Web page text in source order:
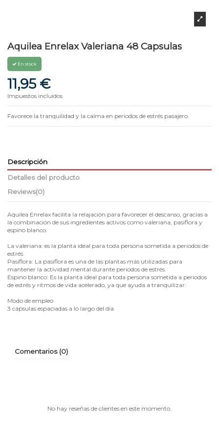
Aquilea Enrelax Valeriana 48 Capsulas
En stock
11,95 €
Impuestos incluidos
Favorece la tranquilidad y la calma en periodos de estrés pasajero.
Descripción
Detalles del producto
Reviews(0)
Aquilea Enrelax facilita la relajación para favorecer el descanso, gracias a
la combinación de sus ingredientes activos como valeriana, pasiflora y
espino blanco.
La valeriana: es la planta ideal para toda persona sometida a periodos de
estrés.
Pasiflora: La pasiflora es una de las plantas más utilizadas para
mantener la actividad mental durante periodos de estrés.
Espino blanco: Es la planta ideal para toda persona sometida a periodos
de estrés y ritmos de vida acelerado, ya que ayuda a tranquilizar.
Modo de empleo
3 cápsulas espaciadas a lo largo del día
Comentarios (0)
No hay reseñas de clientes en este momento.